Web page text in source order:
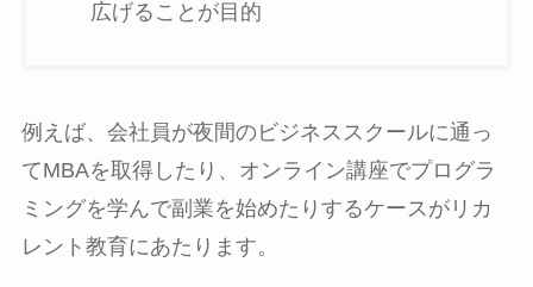
広げることが目的
例えば、会社員が夜間のビジネススクールに通っ
てMBAを取得したり、オンライン講座でプログラ
ミングを学んで副業を始めたりするケースがリカ
レント教育にあたります。